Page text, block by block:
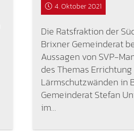
4. Oktober 2021
Die Ratsfraktion der
Brixner Gemeinderat
Aussagen von SVP-
des Themas
Lärmschutzwänden in
Gemeinderat Stefan
im…